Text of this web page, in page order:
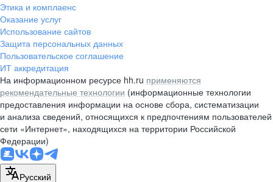
Этика и комплаенс
Оказание услуг
Использование сайтов
Защита персональных данных
Пользовательское соглашение
ИТ аккредитация
На информационном ресурсе hh.ru применяются
рекомендательные технологии (информационные технологии
предоставления информации на основе сбора, систематизации
и анализа сведений, относящихся к предпочтениям пользователей
сети «Интернет», находящихся на территории Российской
Федерации)
Русский